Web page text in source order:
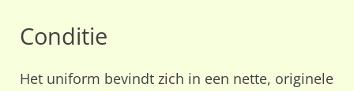
Conditie
Het uniform bevindt zich in een nette, originele